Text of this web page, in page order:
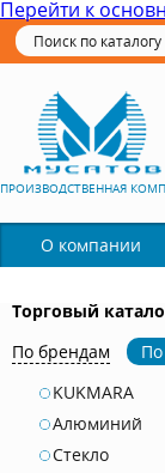
Перейти к
ПРОИЗВОДСТВЕННАЯ
О компании
Торговый
По брендам
KUKMARA
Алюминий
Стекло